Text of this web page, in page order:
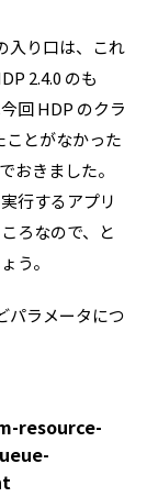
入り口は、これ
2.4.0 のも
回 HDP のクラ
とがなかった
おきました。
行するアプリ
ろなので、と
う。
パラメータにつ
resource-